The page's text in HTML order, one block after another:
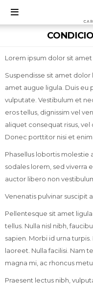

Lorem ipsum dolor sit
Suspendisse sit amet
amet augue ligula. Duis eu
vulputate. Vestibulum et
eros tellus, dignissim vel
aliquet consequat risus,
Donec porttitor nisi et enim
Phasellus lobortis molestie
sodales lorem, sed viverra
auctor libero non
Venenatis pulvinar suscipit
Pellentesque sit amet
tellus. Nulla nisl nibh,
sapien. Morbi id urna
laoreet. Nulla facilisi. Nam
magna mi, ac rhoncus
Praesent lectus nibh,